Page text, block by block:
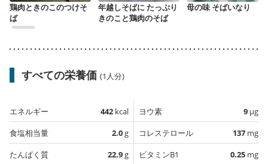
鶏肉ときのこのつけそ
ば
年越しそばに たっぷり
きのこと鶏肉のそば
母の味 そばいなり
すべての栄養価 (1人分)
エネルギー 442 kcal
食塩相当量
2.0g
たんぱく質
22.9g
ヨウ素 9 µg
コレステロール
137 mg
ビタミンB1
0.25 mg